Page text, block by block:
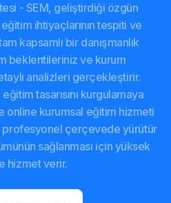
- SEM, geliştirdiği özgün
ihtiyaçlarının tespiti ve
kapsamlı bir danışmanlık
beklentileriniz ve kurum
analizleri gerçekleştirir.
tasarısını kurgulamaya
online kurumsal eğitim hizmeti
çerçevede yürütür
sağlanması için yüksek
hizmet verir.